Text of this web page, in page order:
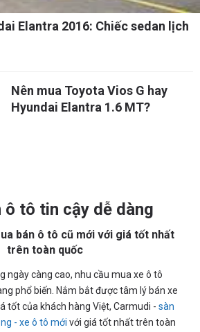
Elantra 2016: Chiếc sedan lịch
Nên mua Toyota Vios G hay
Hyundai Elantra 1.6 MT?
ô tô tin cậy dễ dàng
bán ô tô cũ mới với giá tốt nhất
trên toàn quốc
ngày càng cao, nhu cầu mua xe ô tô
phổ biến. Nắm bắt được tâm lý bán xe
tốt của khách hàng Việt, Carmudi - sàn
- xe ô tô mới với giá tốt nhất trên toàn